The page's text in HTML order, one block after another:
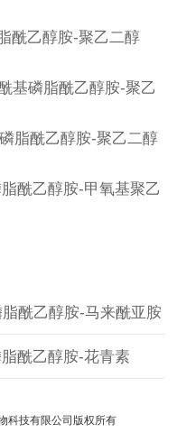
酰乙醇胺-聚乙二醇
基磷脂酰乙醇胺-聚乙
脂酰乙醇胺-聚乙二醇
酰乙醇胺-甲氧基聚乙
酰乙醇胺-马来酰亚胺
酰乙醇胺-花青素
科技有限公司版权所有